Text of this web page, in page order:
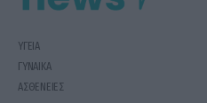
ΥΓΕΙΑ
ΓΥΝΑΙΚΑ
ΑΣΘΕΝΕΙΕΣ